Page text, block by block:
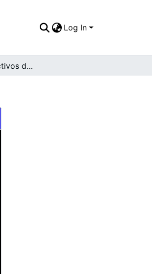
Log In
Reunión de Directivos de la Universidad Santiago de Cali